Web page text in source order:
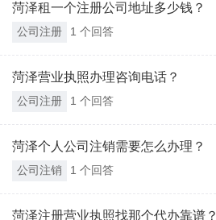
菏泽租一个注册公司地址多少钱？
公司注册 1 个回答
菏泽营业执照办理咨询电话？
公司注册 1 个回答
菏泽个人公司注销需要怎么办理？
公司注销 1 个回答
菏泽注册营业执照找那个代办靠谱？